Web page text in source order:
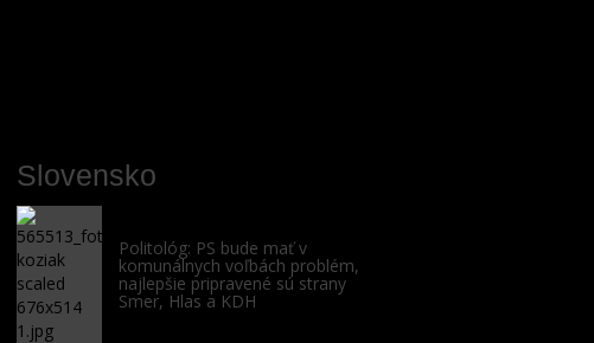
Slovensko
Politológ: PS bude mať v
komunálnych voľbách problém,
najlepšie pripravené sú strany
Smer, Hlas a KDH